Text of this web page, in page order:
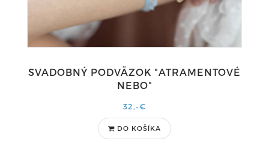
SVADOBNÝ PODVÄZOK "ATRAMENTOVÉ
NEBO"
32,-€
DO KOŠÍKA